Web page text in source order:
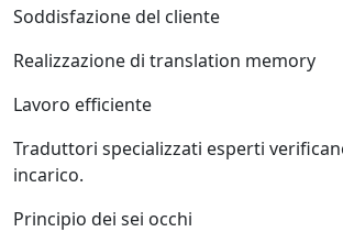
Soddisfazione del cliente
Realizzazione di translation memory
Lavoro efficiente
Traduttori specializzati esperti
incarico.
Principio dei sei occhi